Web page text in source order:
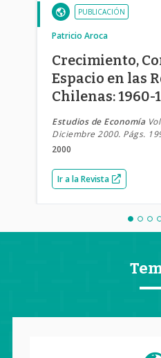
PUBLICACIÓN
Patricio Aroca
Crecimiento,
Espacio en las
Chilenas: 1960-
Estudios de Economía
Diciembre 2000. Págs.
2000
Ir a la Revista